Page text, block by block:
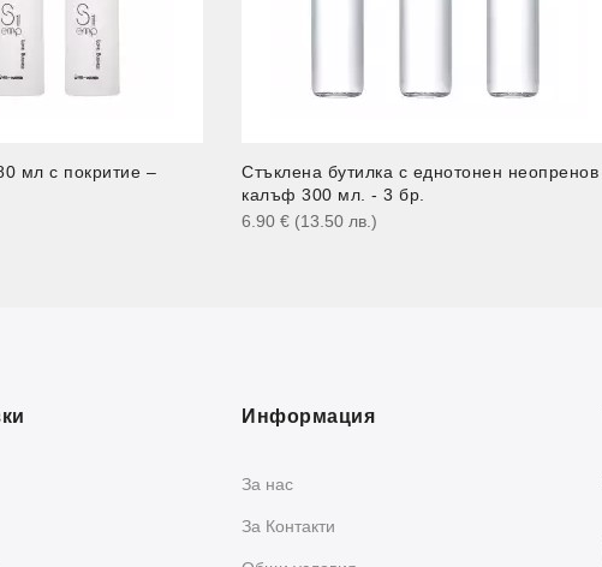
мл с покритие –
Стъклена бутилка с еднотонен неопренов
калъф 300 мл. - 3 бр.
6.90 € (13.50 лв.)
Информация
За нас
За Контакти